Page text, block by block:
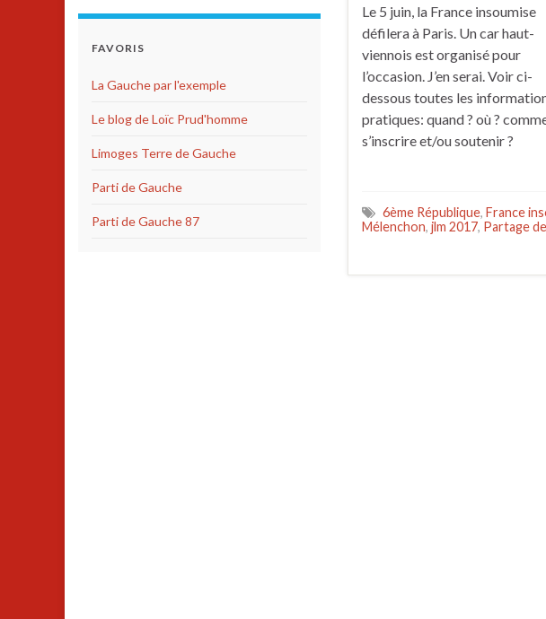
Le 5 juin, la France insoumise
défilera à Paris. Un car haut-
viennois est organisé pour
l’occasion. J’en serai. Voir ci-
dessous toutes les
pratiques: quand ? où ?
s’inscrire et/ou soutenir
6ème République, France
Mélenchon, jlm 2017, Partage
FAVORIS
La Gauche par l'exemple
Le blog de Loïc Prud'homme
Limoges Terre de Gauche
Parti de Gauche
Parti de Gauche 87